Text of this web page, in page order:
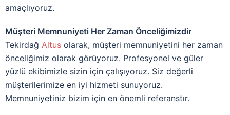
amaçlıyoruz.
Müşteri Memnuniyeti Her Zaman Önceliğimizdir
Tekirdağ Altus olarak, müşteri memnuniyetini her zaman
önceliğimiz olarak görüyoruz. Profesyonel ve güler
yüzlü ekibimizle sizin için çalışıyoruz. Siz değerli
müşterilerimize en iyi hizmeti sunuyoruz.
Memnuniyetiniz bizim için en önemli referanstır.